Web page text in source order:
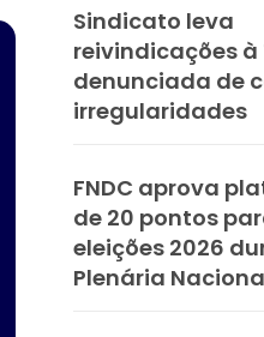
Sindicato leva
reivindicações à
denunciada de
irregularidades
FNDC aprova
de 20 pontos
eleições 2026
Plenária